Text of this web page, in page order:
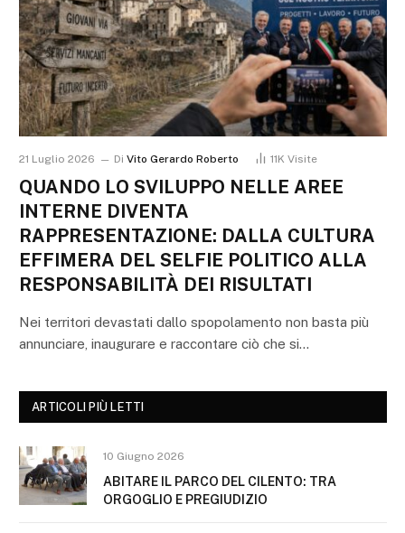
21 Luglio 2026 Di Vito Gerardo Roberto 11K Visite
QUANDO LO SVILUPPO NELLE AREE
INTERNE DIVENTA
RAPPRESENTAZIONE: DALLA CULTURA
EFFIMERA DEL SELFIE POLITICO ALLA
RESPONSABILITÀ DEI RISULTATI
Nei territori devastati dallo spopolamento non basta più
annunciare, inaugurare e raccontare ciò che si…
ARTICOLI PIÙ LETTI
10 Giugno 2026
ABITARE IL PARCO DEL CILENTO: TRA
ORGOGLIO E PREGIUDIZIO